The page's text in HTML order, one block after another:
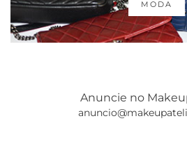
MODA
Anuncie no